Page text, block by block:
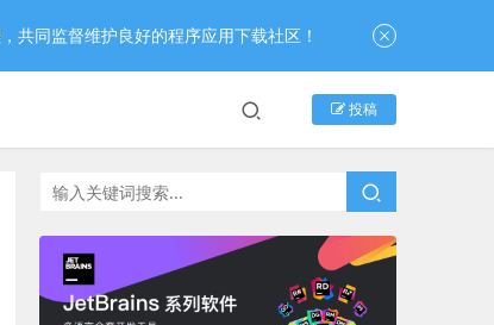
投稿
共同监督维护良好的程序应用下载社区！